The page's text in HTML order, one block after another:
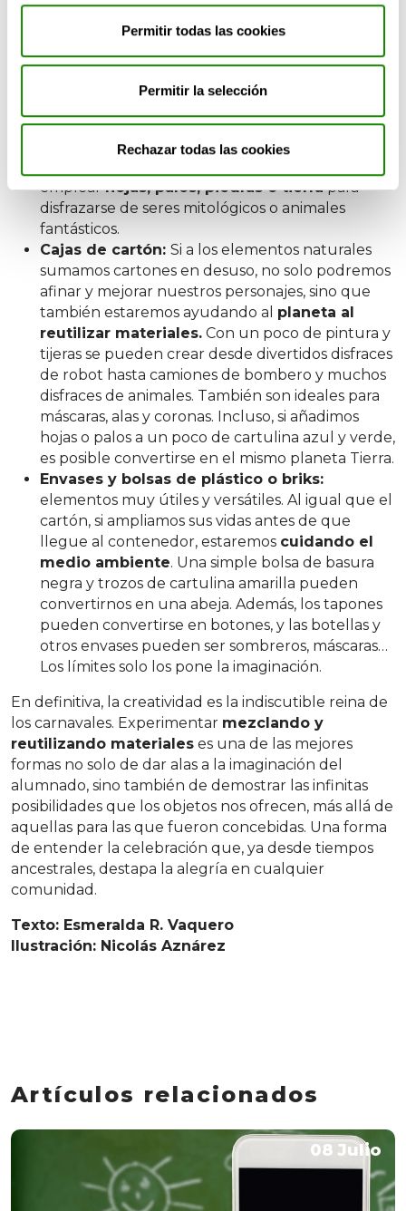
Permitir todas las cookies
Permitir la selección
Rechazar todas las cookies
seres fantásticos
espíritu ancestral de los carnavales, la mejor
opción es recurrir a elementos naturales para
emplearhojas, palos, piedras o tierrapara
disfrazarse de seres mitológicos o animales
fantásticos.
Cajas de cartón: Si a los elementos naturales
sumamos cartones en desuso, no solo podremos
afinar y mejorar nuestros personajes, sino que
también estaremos ayudando al planeta al
reutilizar materiales. Con un poco de pintura y
tijeras se pueden crear desde divertidos disfraces
de robot hasta camiones de bombero y muchos
disfraces de animales. También son ideales para
máscaras, alas y coronas. Incluso, si añadimos
hojas o palos a un poco de cartulina azul y verde,
es posible convertirse en el mismo planeta Tierra.
Envases y bolsas de plástico o briks:
elementos muy útiles y versátiles. Al igual que el
cartón, si ampliamos sus vidas antes de que
llegue al contenedor, estaremos cuidando el
medio ambiente. Una simple bolsa de basura
negra y trozos de cartulina amarilla pueden
convertirnos en una abeja. Además, los tapones
pueden convertirse en botones, y las botellas y
otros envases pueden ser sombreros, máscaras…
Los límites solo los pone la imaginación.
En definitiva, la creatividad es la indiscutible reina de
los carnavales. Experimentar mezclando y
reutilizando materiales es una de las mejores
formas no solo de dar alas a la imaginación del
alumnado, sino también de demostrar las infinitas
posibilidades que los objetos nos ofrecen, más allá de
aquellas para las que fueron concebidas. Una forma
de entender la celebración que, ya desde tiempos
ancestrales, destapa la alegría en cualquier
comunidad.
Texto: Esmeralda R. Vaquero
Ilustración: Nicolás Aznárez
Artículos relacionados
08 Julio